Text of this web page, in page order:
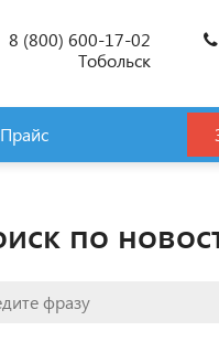
8 (800) 600-17-02
Тобольск
Прайс
по